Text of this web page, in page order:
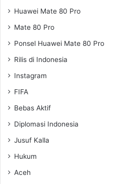
Huawei Mate 80 Pro
Mate 80 Pro
Ponsel Huawei Mate 80 Pro
Rilis di Indonesia
Instagram
FIFA
Bebas Aktif
Diplomasi Indonesia
Jusuf Kalla
Hukum
Aceh